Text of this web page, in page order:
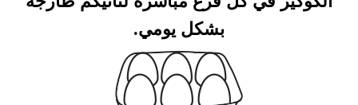
بشكل يومي.